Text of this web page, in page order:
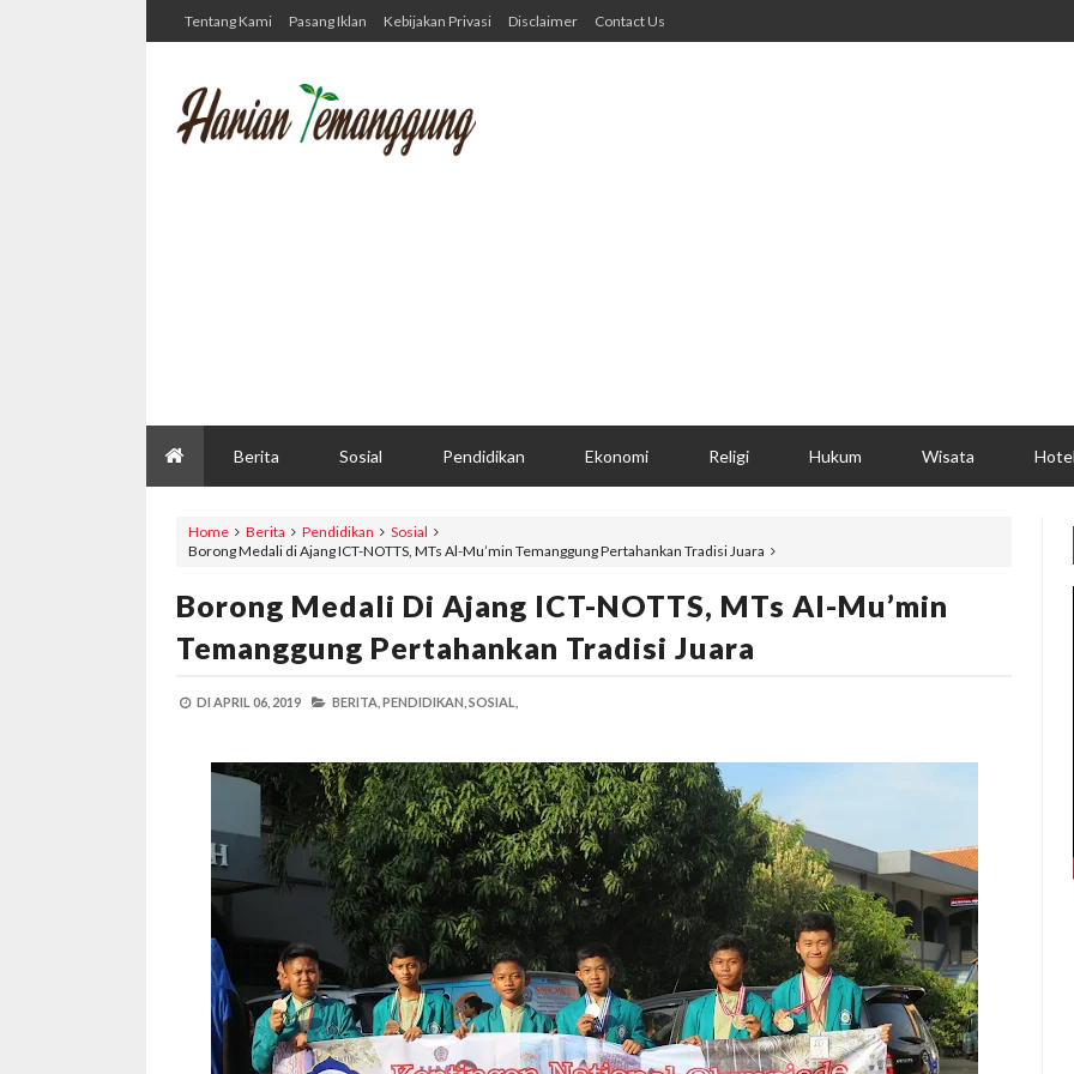
Tentang Kami Pasang Iklan Kebijakan Privasi Disclaimer Contact Us
Berita Sosial Pendidikan Ekonomi Religi Hukum Wisata Hotel
Home Berita Pendidikan
Sosial
Borong Medali di Ajang ICT-NOTTS, MTs Al-Mu’min Temanggung Pertahankan Tradisi Juara
Borong Medali Di Ajang ICT-NOTTS, MTs Al-Mu’min
Temanggung Pertahankan Tradisi Juara
DI APRIL 06, 2019 BERITA, PENDIDIKAN, SOSIAL,